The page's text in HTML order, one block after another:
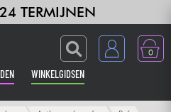
TERMIJNEN
0
WINKELGIDSEN